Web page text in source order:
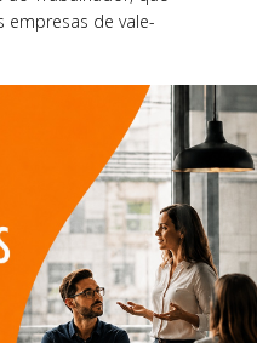
empresas de vale-